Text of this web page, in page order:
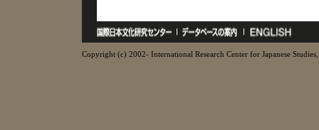
Copyright (c) 2002- International Research Center for Japanese